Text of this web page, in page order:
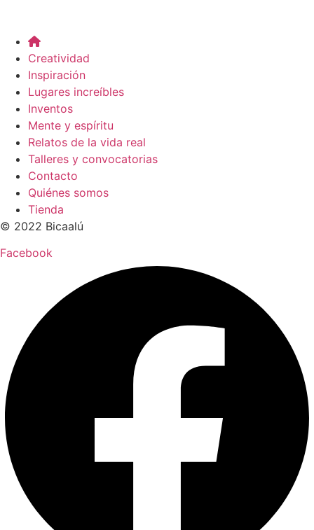
Creatividad
Inspiración
Lugares increíbles
Inventos
Mente y espíritu
Relatos de la vida real
Talleres y convocatorias
Contacto
Quiénes somos
Tienda
© 2022 Bicaalú
Facebook